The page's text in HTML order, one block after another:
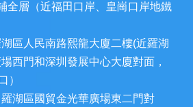
全層（近福田口岸、皇崗口岸地鐵
區人民南路熙龍大廈二樓(近羅湖
西門和深圳發展中心大廈對面，
）
湖區國貿金光華廣場東二門對